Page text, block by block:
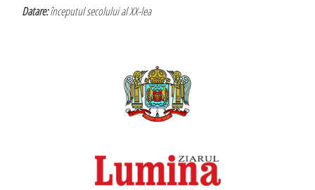
Datare:începutul secolului al XX-lea